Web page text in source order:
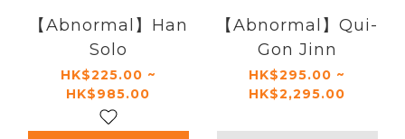
【Abnormal】Han
Solo
HK$225.00 ~
HK$985.00
【Abnormal】Qui-
Gon Jinn
HK$295.00 ~
HK$2,295.00